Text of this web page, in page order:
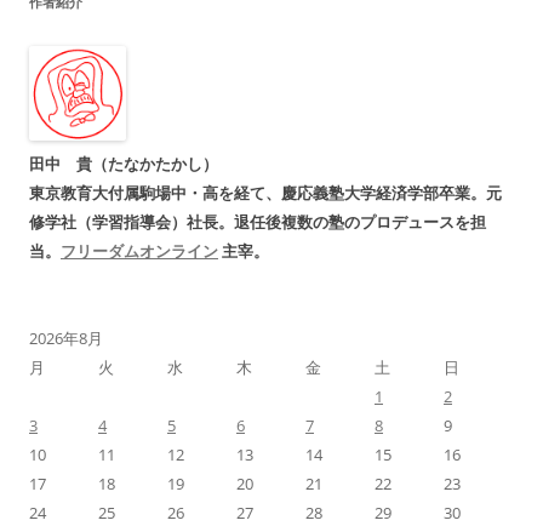
ビ
ー
シ
ン
田中 貴（たなかたかし）
東京教育大付属駒場中・高を経て、慶応義塾大学経済学部卒業。元
修学社（学習指導会）社長。退任後複数の塾のプロデュースを担
当。 フリーダムオンライン主宰。
2026年8月
月
火 水 木 金 土
日
1
2
3
4 5 6 7 8
9
10
11 12 13 14 15
16
17
18 19 20 21 22
23
24
25 26 27 28 29
30